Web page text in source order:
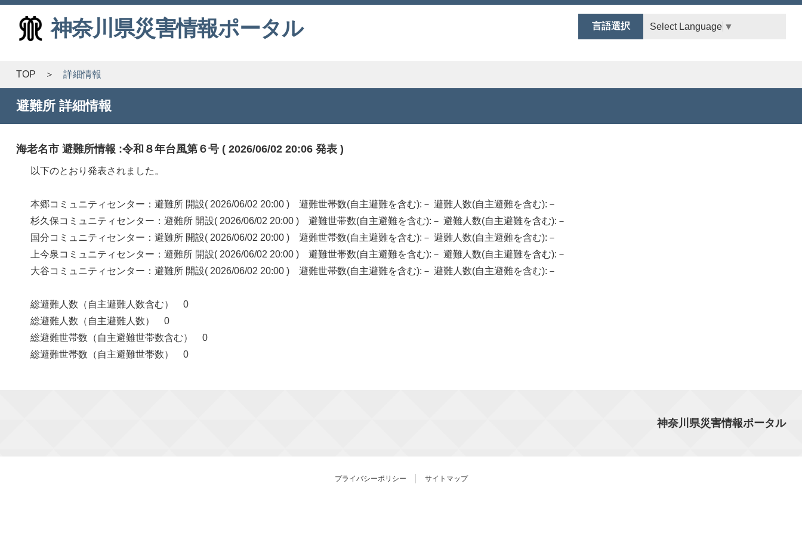
言語選択 Select Language ▼
神奈川県災害情報ポータル
TOP 詳細情報
避難所 詳細情報
海老名市 避難所情報 :令和８年台風第６号 ( 2026/06/02 20:06 発表 )
以下のとおり発表されました。
本郷コミュニティセンター：避難所 開設( 2026/06/02 20:00 ) 避難世帯数(自主避難を含む):－ 避難人数(自主避難を含む):－
杉久保コミュニティセンター：避難所 開設( 2026/06/02 20:00 ) 避難世帯数(自主避難を含む):－ 避難人数(自主避難を含む):－
国分コミュニティセンター：避難所 開設( 2026/06/02 20:00 ) 避難世帯数(自主避難を含む):－ 避難人数(自主避難を含む):－
上今泉コミュニティセンター：避難所 開設( 2026/06/02 20:00 ) 避難世帯数(自主避難を含む):－ 避難人数(自主避難を含む):－
大谷コミュニティセンター：避難所 開設( 2026/06/02 20:00 ) 避難世帯数(自主避難を含む):－ 避難人数(自主避難を含む):－
総避難人数（自主避難人数含む） 0
総避難人数（自主避難人数） 0
総避難世帯数（自主避難世帯数含む） 0
総避難世帯数（自主避難世帯数） 0
神奈川県災害情報ポータル
プライバシーポリシー サイトマップ